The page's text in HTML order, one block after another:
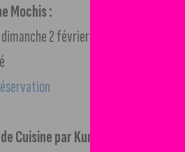
Mochis :
2 février à 11h30, 14h30 et 16h
Cuisine par Kumiko :